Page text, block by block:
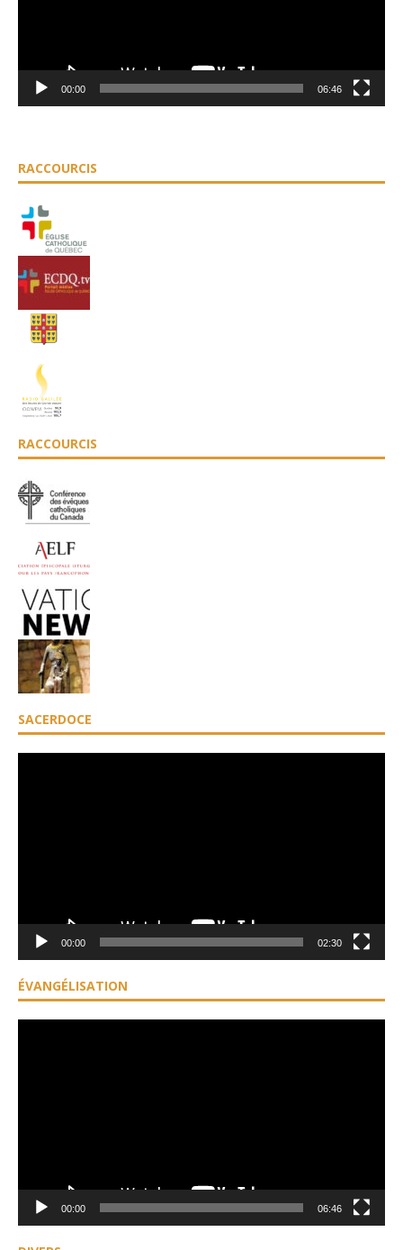
00:00 06:46
RACCOURCIS
RACCOURCIS
SACERDOCE
00:00 02:30
ÉVANGÉLISATION
00:00 06:46